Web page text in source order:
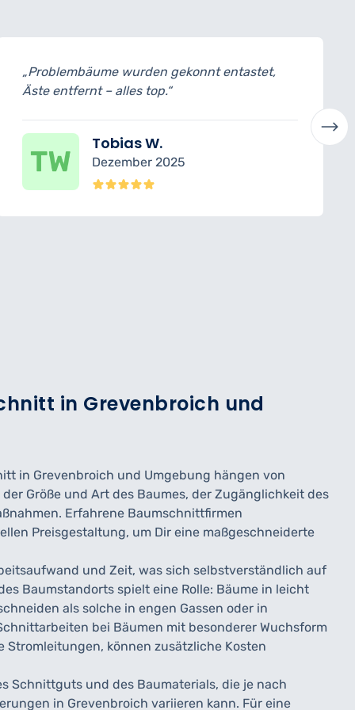
„Baumschnitt trotz beengtem Platz
professionellem Equipment sicher
in Grevenbroich und
in Grevenbroich und Umgebung hängen von
Größe und Art des Baumes, der Zugänglichkeit des
Erfahrene Baumschnittfirmen
Preisgestaltung, um Dir eine maßgeschneiderte
und Zeit, was sich selbstverständlich auf
Baumstandorts spielt eine Rolle: Bäume in leicht
als solche in engen Gassen oder in
bei Bäumen mit besonderer Wuchsform
Stromleitungen, können zusätzliche Kosten
Schnittguts und des Baumaterials, die je nach
in Grevenbroich variieren kann. Für eine